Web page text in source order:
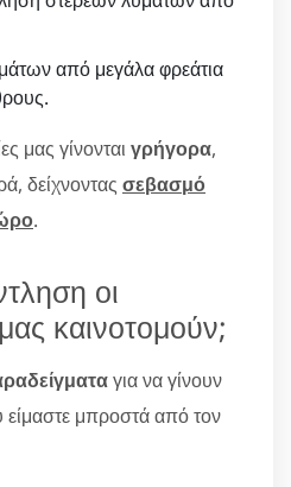
από μεγάλα φρεάτια
μας γίνονται γρήγορα,
δείχνοντας σεβασμό
.
οι
καινοτομούν;
για να γίνουν
είμαστε μπροστά από τον